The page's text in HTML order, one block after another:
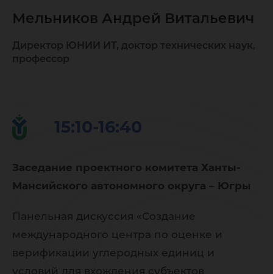
Мельников Андрей Витальевич
Директор ЮНИИ ИТ, доктор технических наук,
профессор
15:10-16:40
Заседание проектного комитета Ханты-
Мансийского автономного округа – Югры
Панельная дискуссия «Создание
международного центра по оценке и
верификации углеродных единиц и
условий для вхождения субъектов